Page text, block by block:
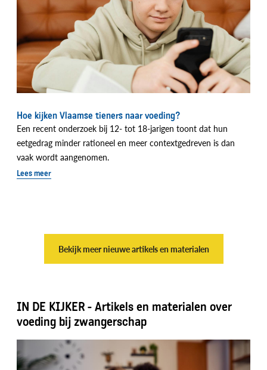
Hoe kijken Vlaamse tieners naar voeding?
Een recent onderzoek bij 12- tot 18-jarigen toont dat hun
eetgedrag minder rationeel en meer contextgedreven is dan
vaak wordt aangenomen.
Lees meer
Bekijk meer nieuwe artikels en materialen
IN DE KIJKER - Artikels en materialen over
voeding bij zwangerschap